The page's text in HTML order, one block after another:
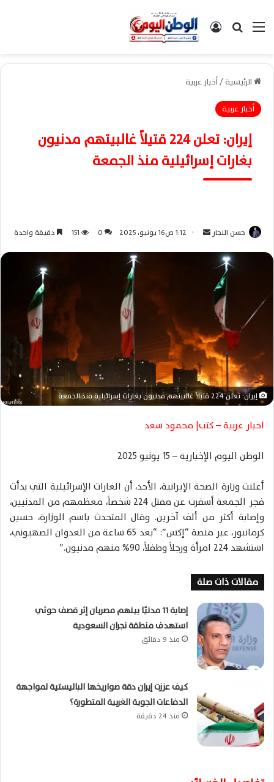
القائمةبحث عن تسجيل الدخول
الرئيسية/أخبار عربية
أخبار عربية
إيران: تعلن 224 قتيلاً غالبيتهم مدنيون
بغارات إسرائيلية منذ الجمعة
حسن النجار
د
ا
إ
ل
ك
ت
ر
ن
ا
1:12 ص16 يونيو، 2025 0
151 دقيقة واحدة
إيران: تعلن 224 قتيلاً غالبيتهم مدنيون بغارات إسرائيلية منذ الجمعة
اخبار عربية – كتب| محمود سعد
الوطن اليوم الإخبارية – 15 يونيو 2025
أعلنت وزارة الصحة الإيرانية، الأحد، أن الغارات الإسرائيلية التي بدأت
فجر الجمعة أسفرت عن مقتل 224 شخصاً، معظمهم من المدنيين،
وإصابة أكثر من ألف آخرين. وقال المتحدث باسم الوزارة، حسين
كرمانبور، عبر منصة “إكس”: “بعد 65 ساعة من العدوان الصهيوني،
استشهد 224 امرأة ورجلاً وطفلاً، 90% منهم مدنيون.”
مقالات ذات صلة
إصابة 11 مدنيًا بينهم مصريان إثر قصف حوثي
استهدف منطقة نجران السعودية
منذ 9 دقائق
كيف عززت إيران دقة صواريخها الباليستية لمواجهة
الدفاعات الجوية الغربية المتطورة؟
منذ 24 دقيقة